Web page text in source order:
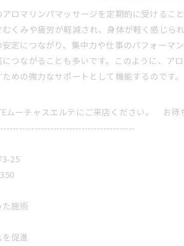
ロマリンパマッサージを定期的に受けるこ
くみや疲労が軽減され、身体が軽く感じ
定につながり、集中力や仕事のパフォーマ
つながることも多いです。このように、ア
めの強力なサポートとして機能するのです。
ムーチャスエルテにご来店ください。 お待
3-25
施術
促進
LINEお友達登はこ